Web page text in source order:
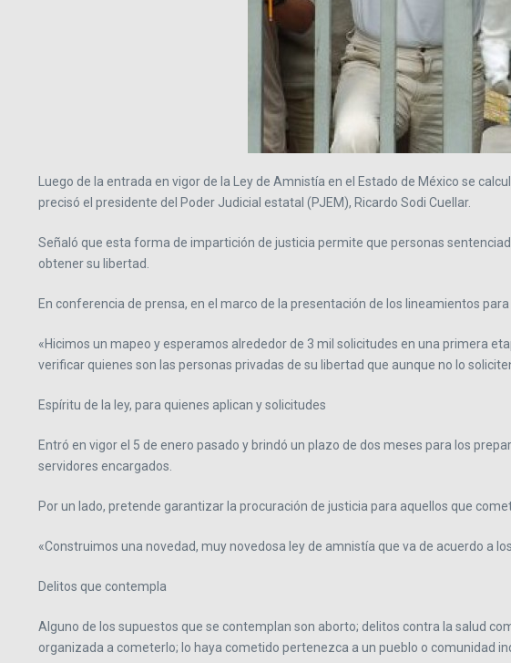
Luego de la entrada en vigor de la Ley de Amnistía en el Estado de México se
precisó el presidente del Poder Judicial estatal (PJEM), Ricardo Sodi Cuellar.
Señaló que esta forma de impartición de justicia permite que personas
obtener su libertad.
En conferencia de prensa, en el marco de la presentación de los lineamientos
«Hicimos un mapeo y esperamos alrededor de 3 mil solicitudes en una primera
verificar quienes son las personas privadas de su libertad que aunque no lo
Espíritu de la ley, para quienes aplican y solicitudes
Entró en vigor el 5 de enero pasado y brindó un plazo de dos meses para los
servidores encargados.
Por un lado, pretende garantizar la procuración de justicia para aquellos que
«Construimos una novedad, muy novedosa ley de amnistía que va de acuerdo a
Delitos que contempla
Alguno de los supuestos que se contemplan son aborto; delitos contra la salud
organizada a cometerlo; lo haya cometido pertenezca a un pueblo o comunidad